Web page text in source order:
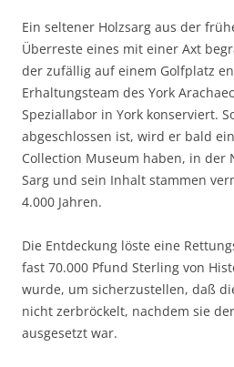
Ein seltener Holzsarg aus der
Überreste eines mit einer Axt
der zufällig auf einem Golfplatz
Erhaltungsteam des York
Speziallabor in York konserviert.
abgeschlossen ist, wird er bald
Collection Museum haben, in der
Sarg und sein Inhalt stammen
4.000 Jahren.
Die Entdeckung löste eine
fast 70.000 Pfund Sterling von
wurde, um sicherzustellen, daß
nicht zerbröckelt, nachdem sie
ausgesetzt war.